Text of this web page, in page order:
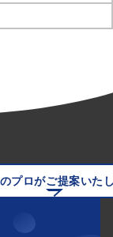
プロがご提案いた